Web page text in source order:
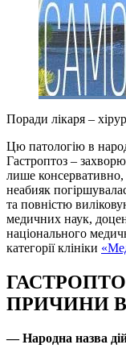
Поради лікаря –
Цю патологію в
Гастроптоз –
лише консервативно,
неабияк
та повністю
медичних наук,
національного
категорії клініки
ПРИЧИНИ
— Народна назва